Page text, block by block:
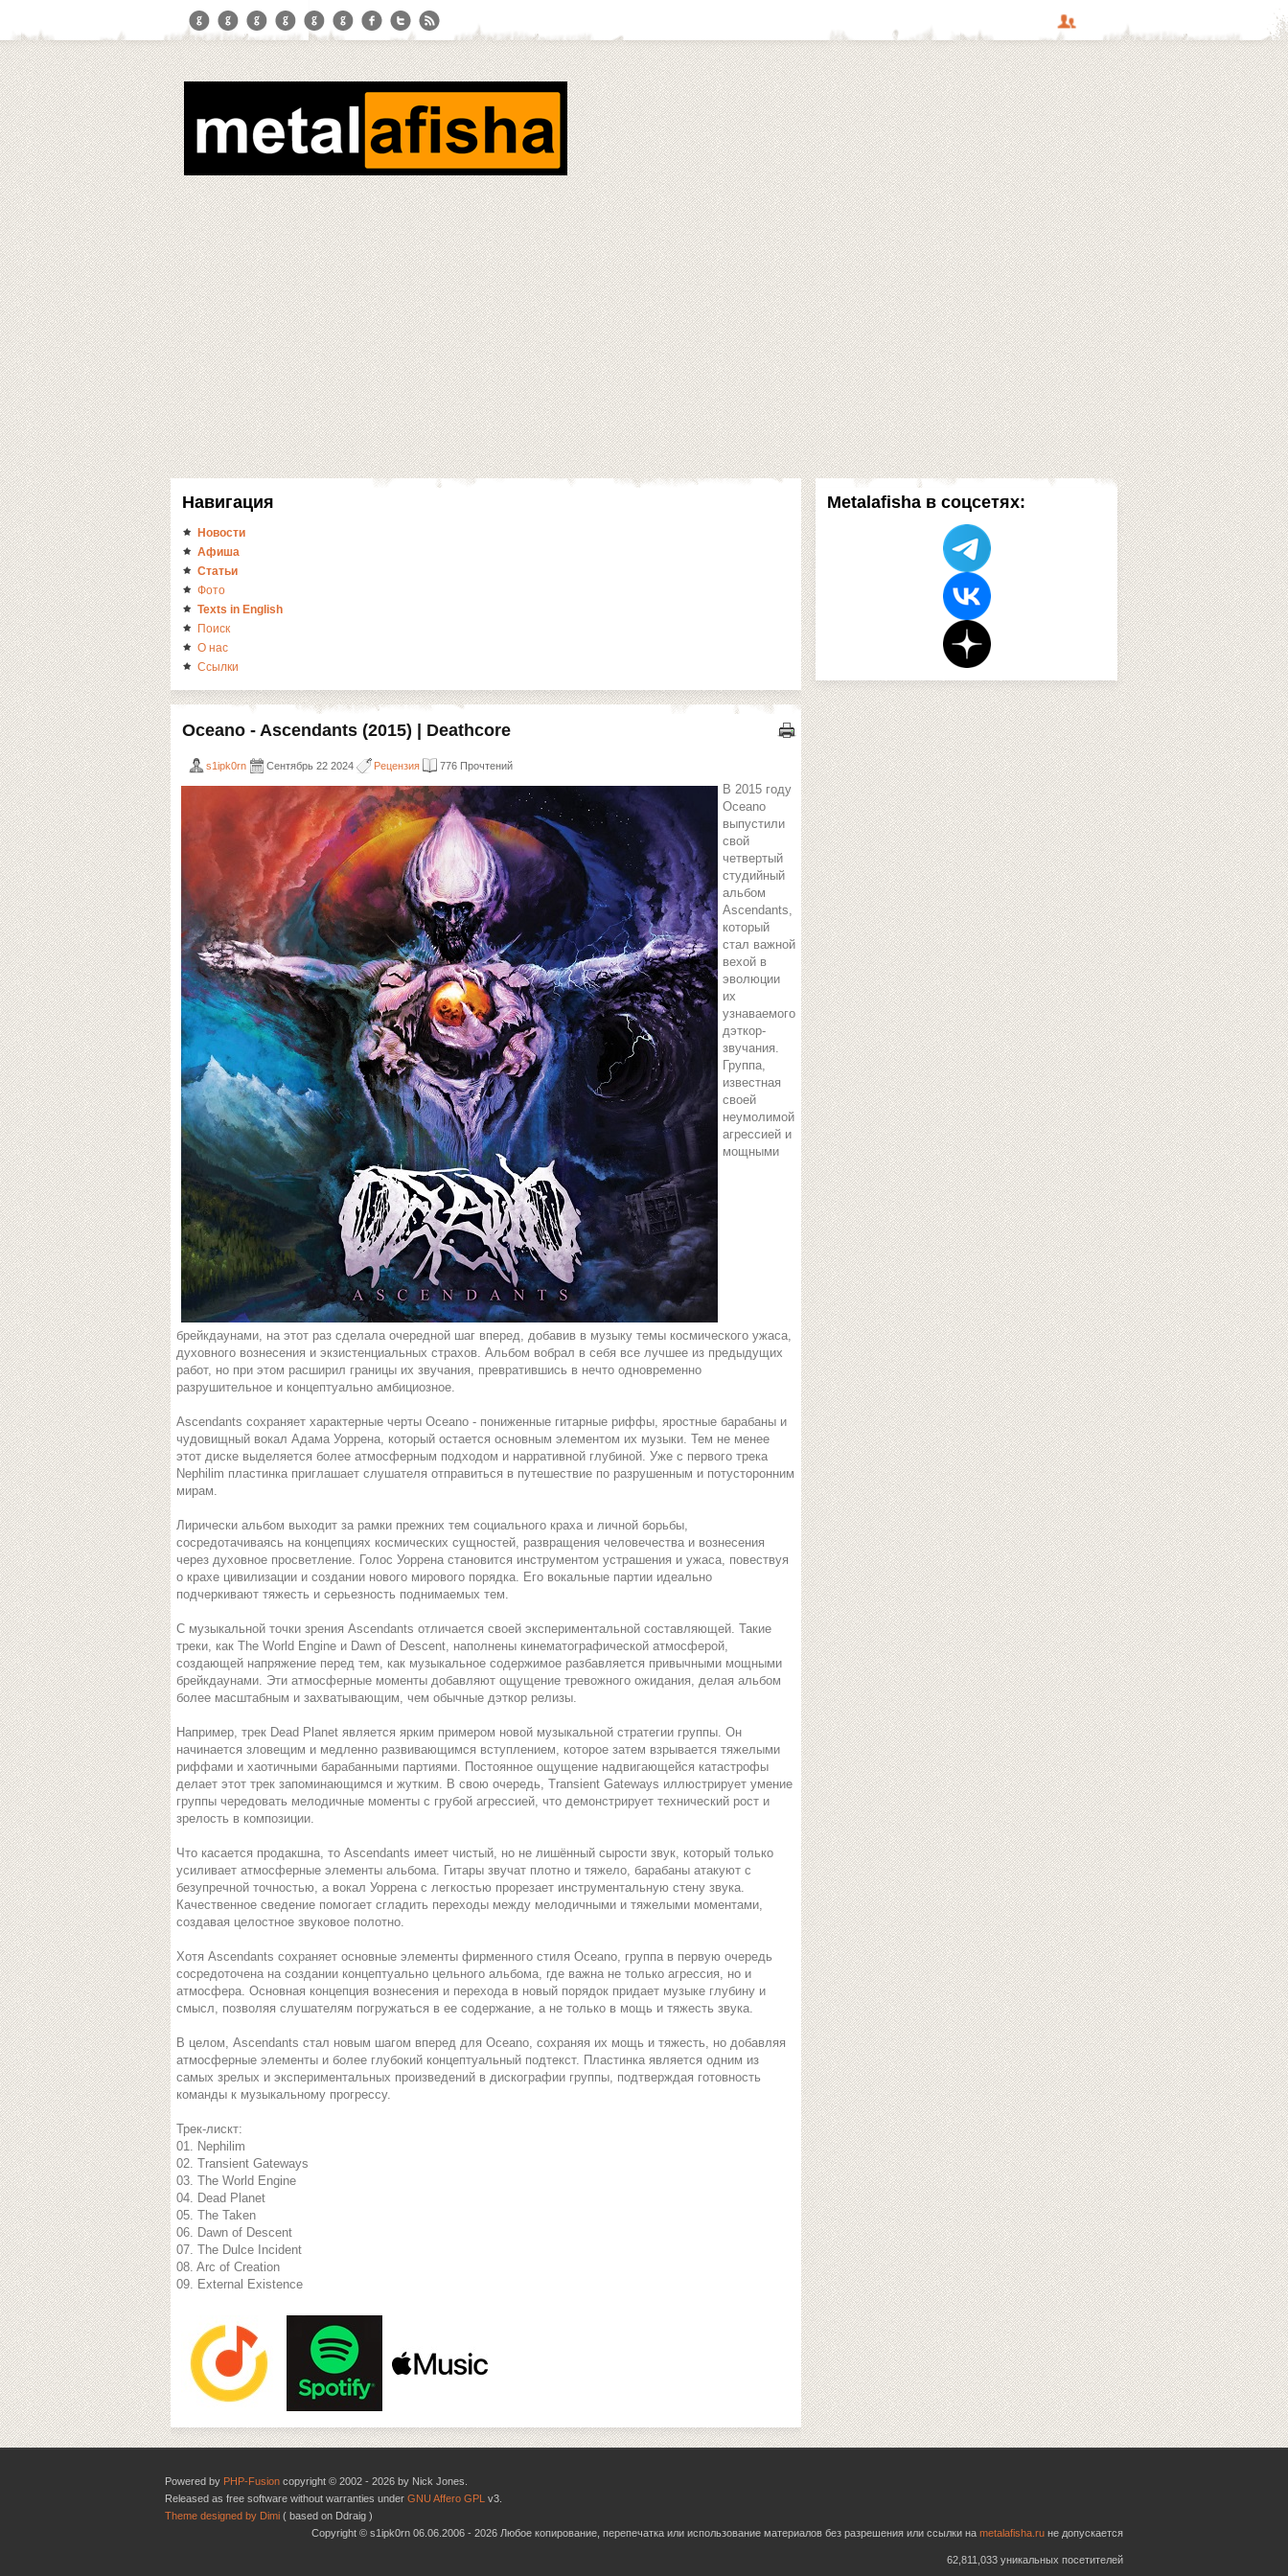
Metalafisha в соцсетях:
Навигация
Новости
Афиша
Статьи
Фото
Texts in English
Поиск
О нас
Ссылки
Oceano - Ascendants (2015) | Deathcore
s1ipk0rn Сентябрь 22 2024 Рецензия 776 Прочтений
В 2015 году
Oceano
выпустили
свой
четвертый
студийный
альбом
Ascendants,
который
стал важной
вехой в
эволюции
их
узнаваемого
дэткор-
звучания.
Группа,
известная
своей
неумолимой
агрессией и
мощными
брейкдаунами, на этот раз сделала очередной шаг вперед, добавив в музыку темы космического ужаса,
духовного вознесения и экзистенциальных страхов. Альбом вобрал в себя все лучшее из предыдущих
работ, но при этом расширил границы их звучания, превратившись в нечто одновременно
разрушительное и концептуально амбициозное.
Ascendants сохраняет характерные черты Oceano - пониженные гитарные риффы, яростные барабаны и
чудовищный вокал Адама Уоррена, который остается основным элементом их музыки. Тем не менее
этот диске выделяется более атмосферным подходом и нарративной глубиной. Уже с первого трека
Nephilim пластинка приглашает слушателя отправиться в путешествие по разрушенным и потусторонним
мирам.
Лирически альбом выходит за рамки прежних тем социального краха и личной борьбы,
сосредотачиваясь на концепциях космических сущностей, развращения человечества и вознесения
через духовное просветление. Голос Уоррена становится инструментом устрашения и ужаса, повествуя
о крахе цивилизации и создании нового мирового порядка. Его вокальные партии идеально
подчеркивают тяжесть и серьезность поднимаемых тем.
С музыкальной точки зрения Ascendants отличается своей экспериментальной составляющей. Такие
треки, как The World Engine и Dawn of Descent, наполнены кинематографической атмосферой,
создающей напряжение перед тем, как музыкальное содержимое разбавляется привычными мощными
брейкдаунами. Эти атмосферные моменты добавляют ощущение тревожного ожидания, делая альбом
более масштабным и захватывающим, чем обычные дэткор релизы.
Например, трек Dead Planet является ярким примером новой музыкальной стратегии группы. Он
начинается зловещим и медленно развивающимся вступлением, которое затем взрывается тяжелыми
риффами и хаотичными барабанными партиями. Постоянное ощущение надвигающейся катастрофы
делает этот трек запоминающимся и жутким. В свою очередь, Transient Gateways иллюстрирует умение
группы чередовать мелодичные моменты с грубой агрессией, что демонстрирует технический рост и
зрелость в композиции.
Что касается продакшна, то Ascendants имеет чистый, но не лишённый сырости звук, который только
усиливает атмосферные элементы альбома. Гитары звучат плотно и тяжело, барабаны атакуют с
безупречной точностью, а вокал Уоррена с легкостью прорезает инструментальную стену звука.
Качественное сведение помогает сгладить переходы между мелодичными и тяжелыми моментами,
создавая целостное звуковое полотно.
Хотя Ascendants сохраняет основные элементы фирменного стиля Oceano, группа в первую очередь
сосредоточена на создании концептуально цельного альбома, где важна не только агрессия, но и
атмосфера. Основная концепция вознесения и перехода в новый порядок придает музыке глубину и
смысл, позволяя слушателям погружаться в ее содержание, а не только в мощь и тяжесть звука.
В целом, Ascendants стал новым шагом вперед для Oceano, сохраняя их мощь и тяжесть, но добавляя
атмосферные элементы и более глубокий концептуальный подтекст. Пластинка является одним из
самых зрелых и экспериментальных произведений в дискографии группы, подтверждая готовность
команды к музыкальному прогрессу.
Трек-лискт:
01. Nephilim
02. Transient Gateways
03. The World Engine
04. Dead Planet
05. The Taken
06. Dawn of Descent
07. The Dulce Incident
08. Arc of Creation
09. External Existence
Powered by PHP-Fusion copyright © 2002 - 2026 by Nick Jones.
Released as free software without warranties under GNU Affero GPL v3.
Theme designed by Dimi ( based on Ddraig )
Copyright © s1ipk0rn 06.06.2006 - 2026 Любое копирование, перепечатка или использование материалов без разрешения или ссылки на metalafisha.ru не допускается
62,811,033 уникальных посетителей